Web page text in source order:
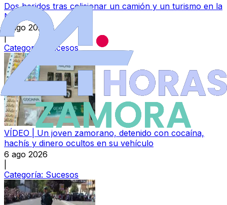
Dos heridos tras colisionar un camión y un turismo en la
N-525
6 ago 2026
|
Categoría:
Sucesos
VÍDEO | Un joven zamorano, detenido con cocaína,
hachís y dinero ocultos en su vehículo
6 ago 2026
Categoría: Sucesos